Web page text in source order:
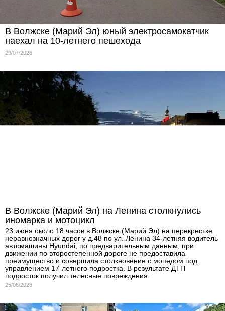
В Волжске (Марий Эл) юный электросамокатчик
наехал на 10-летнего пешехода
29/07/2026
В Волжске (Марий Эл) на Ленина столкнулись
иномарка и мотоцикл
23 июня около 18 часов в Волжске (Марий Эл) на перекрестке
неравнозначных дорог у д.48 по ул. Ленина 34-летняя водитель
автомашины Hyundai, по предварительным данным, при
движении по второстепенной дороге не предоставила
преимущество и совершила столкновение с мопедом под
управлением 17-летнего подростка. В результате ДТП
подросток получил телесные повреждения.
25/06/2026